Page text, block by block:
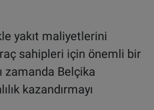
yakıt maliyetlerini
sahipleri için önemli bir
zamanda Belçika
kazandırmayı